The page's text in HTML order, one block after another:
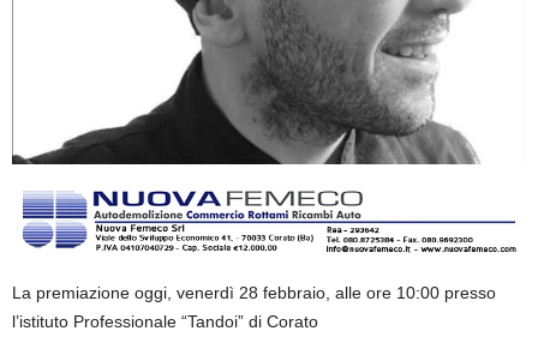
La premiazione oggi, venerdì 28 febbraio, alle ore 10:00 presso
l’istituto Professionale “Tandoi” di Corato